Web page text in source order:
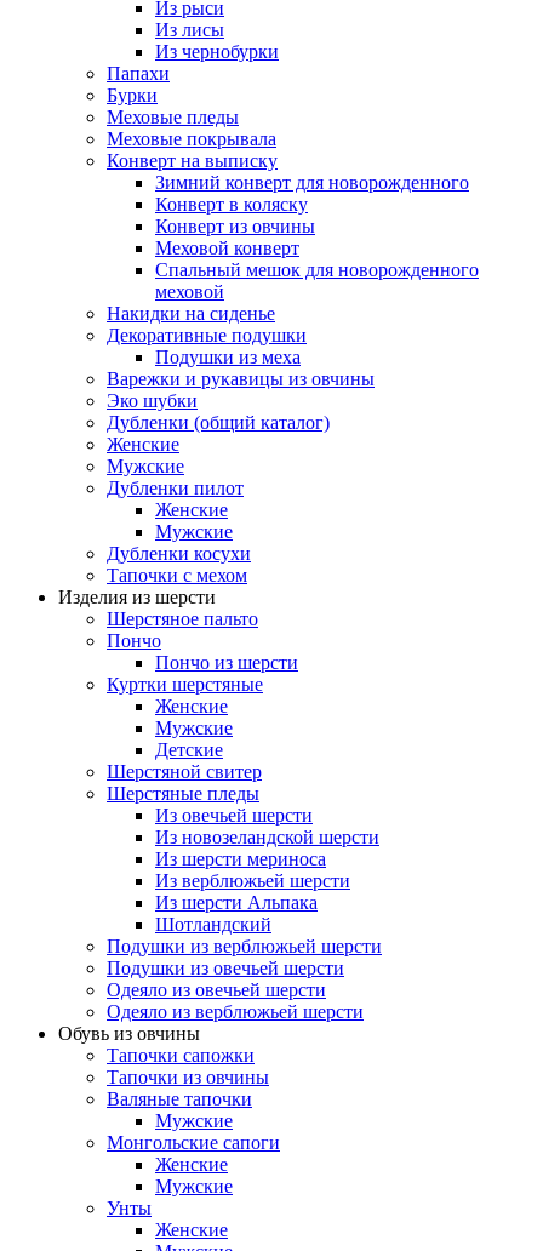
Из рыси
Из лисы
Из чернобурки
Папахи
Бурки
Меховые пледы
Меховые покрывала
Конверт на выписку
Зимний конверт для новорожденного
Конверт в коляску
Конверт из овчины
Меховой конверт
Спальный мешок для новорожденного
меховой
Накидки на сиденье
Декоративные подушки
Подушки из меха
Варежки и рукавицы из овчины
Эко шубки
Дубленки (общий каталог)
Женские
Мужские
Дубленки пилот
Женские
Мужские
Дубленки косухи
Тапочки с мехом
Изделия из шерсти
Шерстяное пальто
Пончо
Пончо из шерсти
Куртки шерстяные
Женские
Мужские
Детские
Шерстяной свитер
Шерстяные пледы
Из овечьей шерсти
Из новозеландской шерсти
Из шерсти мериноса
Из верблюжьей шерсти
Из шерсти Альпака
Шотландский
Подушки из верблюжьей шерсти
Подушки из овечьей шерсти
Одеяло из овечьей шерсти
Одеяло из верблюжьей шерсти
Обувь из овчины
Тапочки сапожки
Тапочки из овчины
Валяные тапочки
Мужские
Монгольские сапоги
Женские
Мужские
Унты
Женские